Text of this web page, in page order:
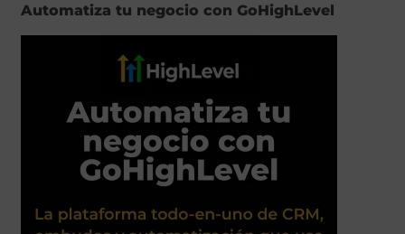
Automatiza tu negocio con GoHighLevel